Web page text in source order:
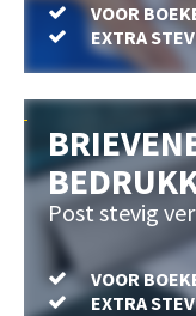
VOOR
EXTRA
Post stevig
VOOR
EXTRA